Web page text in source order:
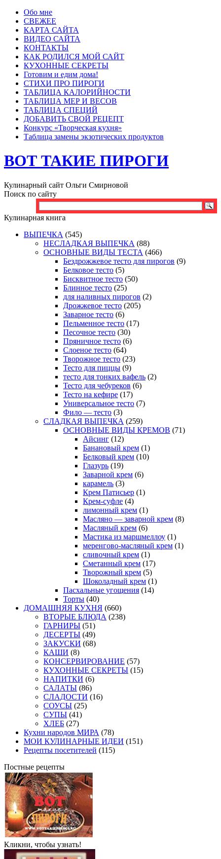
Обо мне
СВЕЖЕЕ
КАРТА САЙТА
ВИДЕО САЙТА
КОНТАКТЫ
КАК РОДИЛСЯ МОЙ САЙТ
КУХОННЫЕ СЕКРЕТЫ
Готовим и едим дома!
СТИХИ ПРО ПИРОГИ
ТАБЛИЦА КАЛОРИЙНОСТИ
ТАБЛИЦА МЕР И ВЕСОВ
ТАБЛИЦА СПЕЦИЙ
ДОБАВИТЬ СВОЙ РЕЦЕПТ
Конкурс «Творческая кухня»
Таблица замены экзотических продуктов
ВОТ ТАКИЕ ПИРОГИ
Кулинарный сайт Ольги Смирновой
Поиск по сайту
Кулинарная книга
ВЫПЕЧКА (545)
НЕСЛАДКАЯ ВЫПЕЧКА (88)
ОСНОВНЫЕ ВИДЫ ТЕСТА (466)
Бездрожжевое тесто для пирогов (9)
Белковое тесто (5)
Бисквитное тесто (50)
Блинное тесто (25)
для наливных пирогов (2)
Дрожжевое тесто (205)
Заварное тесто (6)
Пельменное тесто (17)
Песочное тесто (30)
Пряничное тесто (6)
Слоеное тесто (64)
Творожное тесто (23)
Тесто для пиццы (9)
тесто для тонких вафель (2)
Тесто для чебуреков (6)
Тесто на кефире (17)
Универсальное тесто (7)
Фило — тесто (3)
СЛАДКАЯ ВЫПЕЧКА (259)
ОСНОВНЫЕ ВИДЫ КРЕМОВ (71)
Айсинг (12)
Банановый крем (1)
Белковый крем (10)
Глазурь (19)
Заварной крем (6)
карамель (3)
Крем Патисьер (1)
Крем-суфле (4)
лимонный крем (1)
Масляно — заварной крем (8)
Масляный крем (6)
Мастика из маршмеллоу (1)
меренгово-масляный крем (1)
сливочный крем (1)
Сметанный крем (17)
Творожный крем (5)
Шоколадный крем (1)
Пасхальные угощения (14)
Торты (40)
ДОМАШНЯЯ КУХНЯ (660)
ВТОРЫЕ БЛЮДА (238)
ГАРНИРЫ (51)
ДЕСЕРТЫ (49)
ЗАКУСКИ (68)
КАШИ (8)
КОНСЕРВИРОВАНИЕ (57)
КУХОННЫЕ СЕКРЕТЫ (15)
НАПИТКИ (6)
САЛАТЫ (86)
СЛАДОСТИ (16)
СОУСЫ (25)
СУПЫ (41)
ХЛЕБ (27)
Кухни народов МИРА (78)
МОИ КУЛИНАРНЫЕ ИДЕИ (151)
Рецепты посетителей (115)
Постные рецепты
Кликни, чтобы узнать!